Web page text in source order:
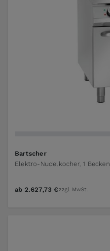
Bartscher
Elektro-Nudelkocher, 1 Becken
ab 2.627,73 €zzgl. MwSt.